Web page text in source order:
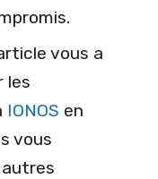
vous a
les
IONOS en
vous